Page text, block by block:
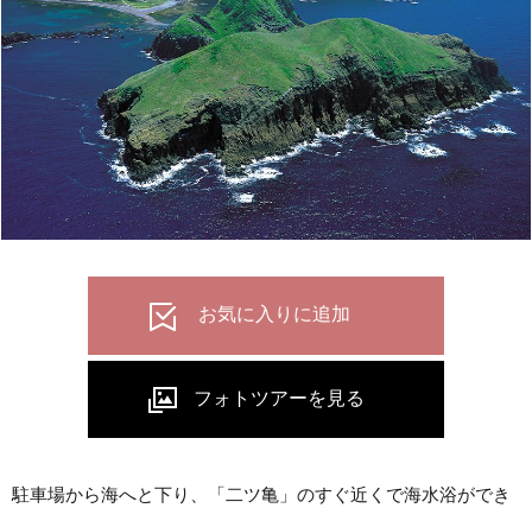
駐車場から海へと下り、「二ツ亀」のすぐ近くで海水浴ができ